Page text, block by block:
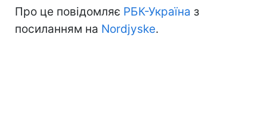
Про це повідомляє РБК-Україна з
посиланням на Nordjyske.